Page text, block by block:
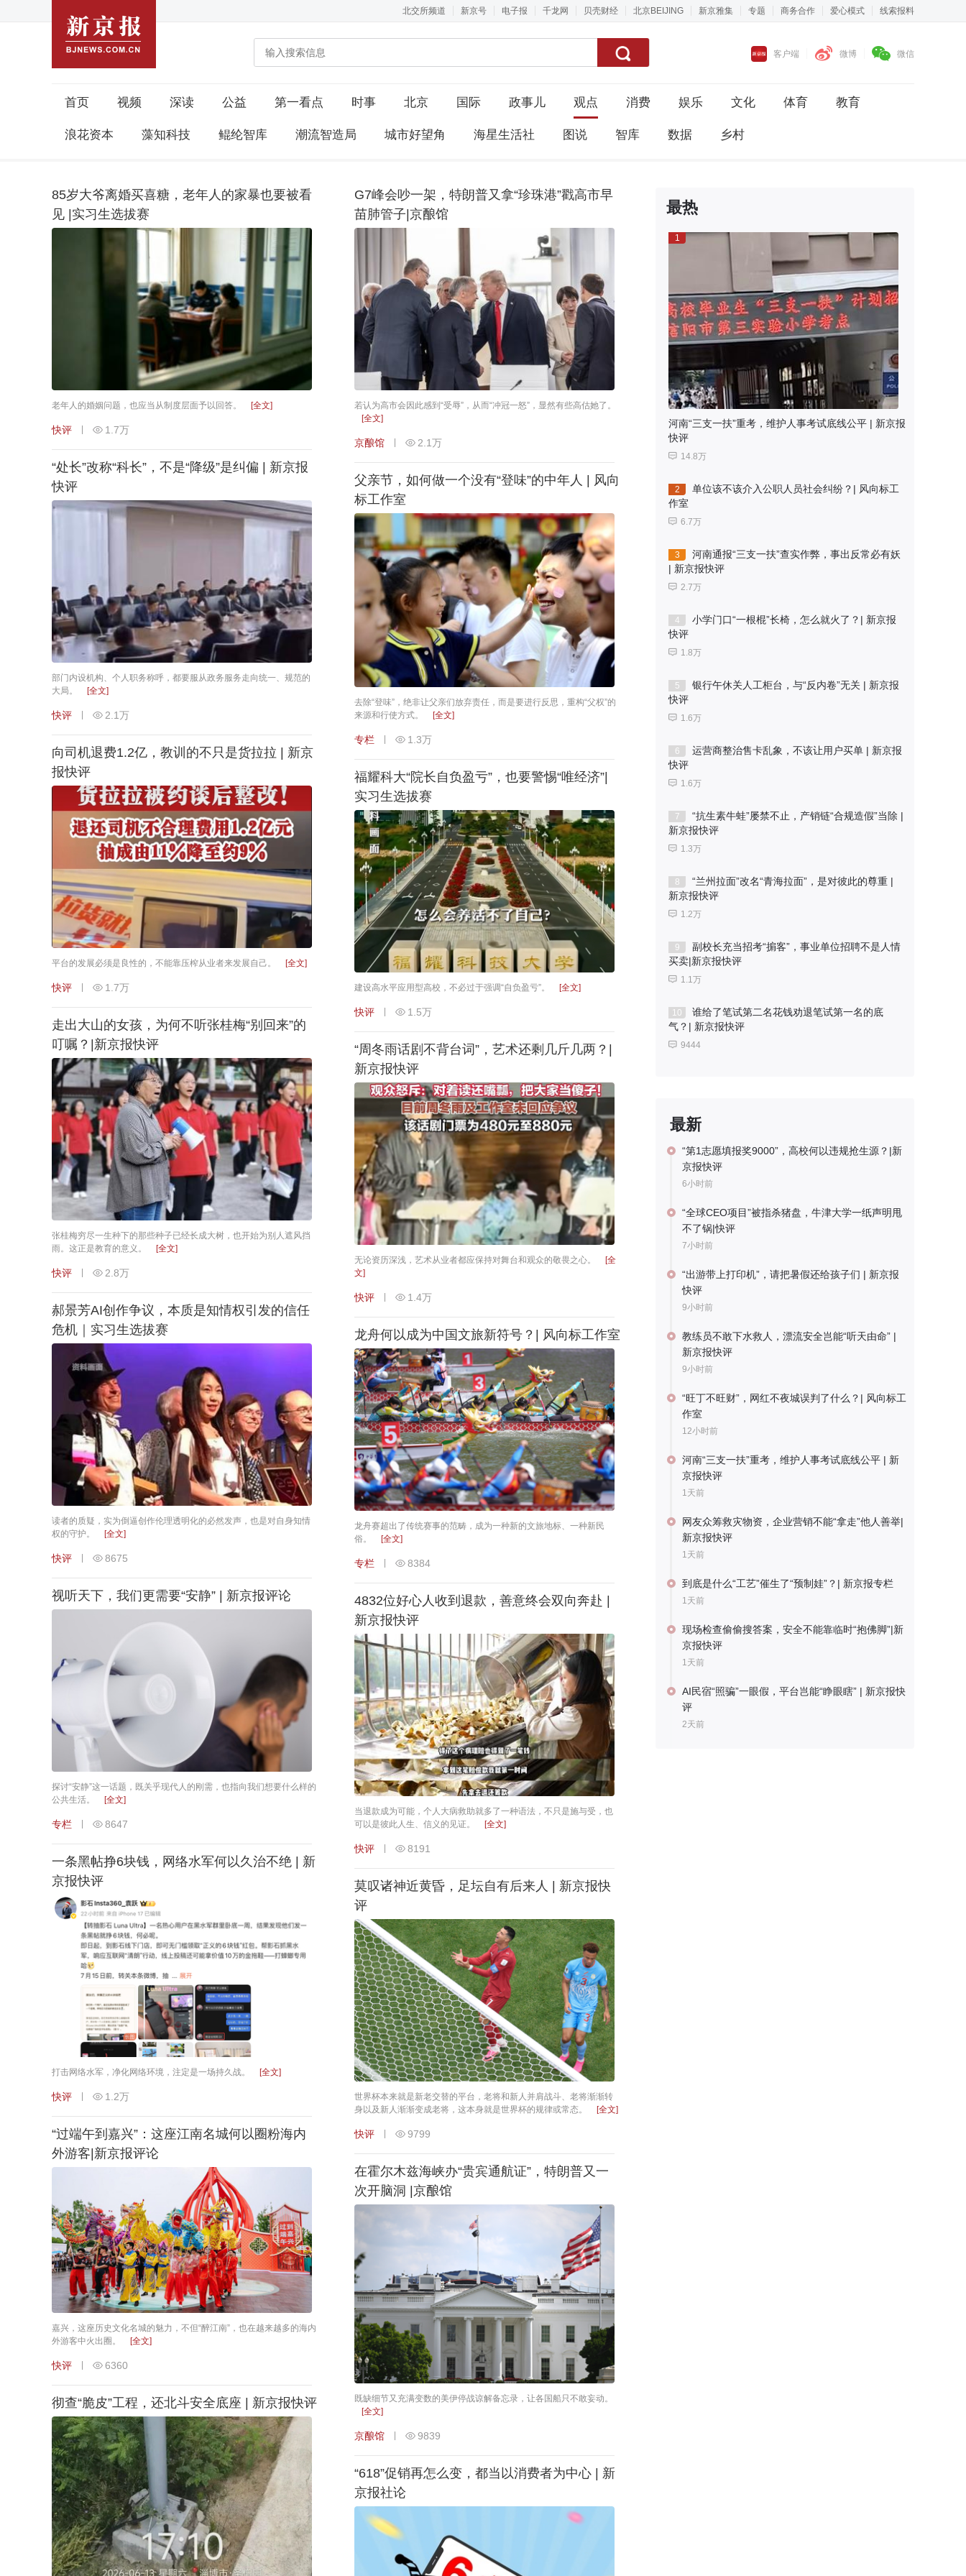
北交所频道 新京号 电子报 千龙网 贝壳财经 北京BEIJING 新京雅集 专题 商务合作 爱心模式 线索报料
客户端 微博 微信
首页 视频 深读 公益 第一看点 时事 北京 国际 政事儿 观点 消费 娱乐 文化 体育 教育
浪花资本 藻知科技 鲲纶智库 潮流智造局 城市好望角 海星生活社 图说 智库 数据 乡村
85岁大爷离婚买喜糖，老年人的家暴也要被看
见 |实习生选拔赛
老年人的婚姻问题，也应当从制度层面予以回答。 [全文]
快评 1.7万
G7峰会吵一架，特朗普又拿“珍珠港”戳高市早
苗肺管子|京酿馆
若认为高市会因此感到“受辱”，从而“冲冠一怒”，显然有些高估她了。
[全文]
京酿馆 2.1万
“处长”改称“科长”，不是“降级”是纠偏 | 新京报
快评
部门内设机构、个人职务称呼，都要服从政务服务走向统一、规范的
大局。
[全文]
快评 2.1万
父亲节，如何做一个没有“登味”的中年人 | 风向
标工作室
去除“登味”，绝非让父亲们放弃责任，而是要进行反思，重构“父权”的
来源和行使方式。
[全文]
专栏 1.3万
向司机退费1.2亿，教训的不只是货拉拉 | 新京
报快评
平台的发展必须是良性的，不能靠压榨从业者来发展自己。 [全文]
快评 1.7万
福耀科大“院长自负盈亏”，也要警惕“唯经济”|
实习生选拔赛
建设高水平应用型高校，不必过于强调“自负盈亏”。 [全文]
快评 1.5万
走出大山的女孩，为何不听张桂梅“别回来”的
叮嘱？|新京报快评
张桂梅穷尽一生种下的那些种子已经长成大树，也开始为别人遮风挡
雨。这正是教育的意义。
[全文]
快评 2.8万
“周冬雨话剧不背台词”，艺术还剩几斤几两？|
新京报快评
无论资历深浅，艺术从业者都应保持对舞台和观众的敬畏之心。
[全
文]
快评 1.4万
郝景芳AI创作争议，本质是知情权引发的信任
危机｜实习生选拔赛
读者的质疑，实为倒逼创作伦理透明化的必然发声，也是对自身知情
权的守护。
[全文]
快评 8675
龙舟何以成为中国文旅新符号？| 风向标工作室
龙舟赛超出了传统赛事的范畴，成为一种新的文旅地标、一种新民
俗。
[全文]
专栏 8384
视听天下，我们更需要“安静” | 新京报评论
探讨“安静”这一话题，既关乎现代人的刚需，也指向我们想要什么样的
公共生活。
[全文]
专栏 8647
4832位好心人收到退款，善意终会双向奔赴 |
新京报快评
当退款成为可能，个人大病救助就多了一种语法，不只是施与受，也
可以是彼此人生、信义的见证。
[全文]
快评 8191
一条黑帖挣6块钱，网络水军何以久治不绝 | 新
京报快评
打击网络水军，净化网络环境，注定是一场持久战。 [全文]
快评 1.2万
莫叹诸神近黄昏，足坛自有后来人 | 新京报快
评
世界杯本来就是新老交替的平台，老将和新人并肩战斗、老将渐渐转
身以及新人渐渐变成老将，这本身就是世界杯的规律或常态。
[全文]
快评 9799
“过端午到嘉兴”：这座江南名城何以圈粉海内
外游客|新京报评论
嘉兴，这座历史文化名城的魅力，不但“醉江南”，也在越来越多的海内
外游客中火出圈。
[全文]
快评 6360
在霍尔木兹海峡办“贵宾通航证”，特朗普又一
次开脑洞 |京酿馆
既缺细节又充满变数的美伊停战谅解备忘录，让各国船只不敢妄动。
[全文]
京酿馆 9839
彻查“脆皮”工程，还北斗安全底座 | 新京报快评
“618”促销再怎么变，都当以消费者为中心 | 新
京报社论
最热
1
河南“三支一扶”重考，维护人事考试底线公平 | 新京报
快评
14.8万
2
单位该不该介入公职人员社会纠纷？| 风向标工
作室
6.7万
3
河南通报“三支一扶”查实作弊，事出反常必有妖
| 新京报快评
2.7万
4
小学门口“一根棍”长椅，怎么就火了？| 新京报
快评
1.8万
5
银行午休关人工柜台，与“反内卷”无关 | 新京报
快评
1.6万
6
运营商整治售卡乱象，不该让用户买单 | 新京报
快评
1.6万
7
“抗生素牛蛙”屡禁不止，产销链“合规造假”当除 |
新京报快评
1.3万
8
“兰州拉面”改名“青海拉面”，是对彼此的尊重 |
新京报快评
1.2万
9
副校长充当招考“掮客”，事业单位招聘不是人情
买卖|新京报快评
1.1万
10
谁给了笔试第二名花钱劝退笔试第一名的底
气？| 新京报快评
9444
最新
“第1志愿填报奖9000”，高校何以违规抢生源？|新
京报快评
6小时前
“全球CEO项目”被指杀猪盘，牛津大学一纸声明甩
不了锅|快评
7小时前
“出游带上打印机”，请把暑假还给孩子们 | 新京报
快评
9小时前
教练员不敢下水救人，漂流安全岂能“听天由命” |
新京报快评
9小时前
“旺丁不旺财”，网红不夜城误判了什么？| 风向标工
作室
12小时前
河南“三支一扶”重考，维护人事考试底线公平 | 新
京报快评
1天前
网友众筹救灾物资，企业营销不能“拿走”他人善举|
新京报快评
1天前
到底是什么“工艺”催生了“预制娃”？| 新京报专栏
1天前
现场检查偷偷搜答案，安全不能靠临时“抱佛脚”|新
京报快评
1天前
AI民宿“照骗”一眼假，平台岂能“睁眼瞎” | 新京报快
评
2天前